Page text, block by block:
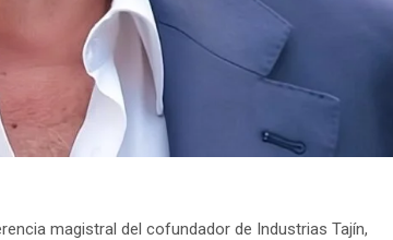
magistral del cofundador de Industrias Tajín,